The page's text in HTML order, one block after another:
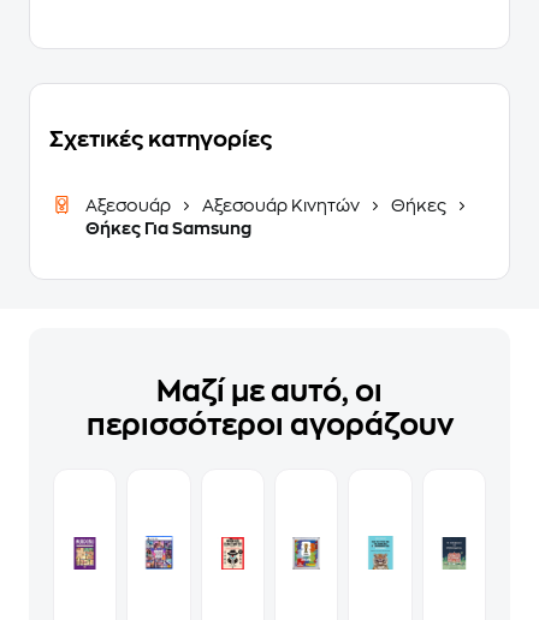
Σχετικές κατηγορίες
Αξεσουάρ Αξεσουάρ Κινητών
Θήκες
Θήκες Για Samsung
Μαζί με αυτό, οι
περισσότεροι αγοράζουν